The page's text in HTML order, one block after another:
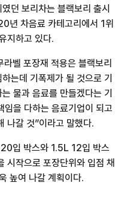
였던 보리차는 블랙보리 출시
년 차음료 카테고리에서 1위
지하고 있다.
벨 포장재 적용은 블랙보리
는데 기폭제가 될 것으로 기
물과 음료를 만들겠다는 기
임을 다하는 음료기업이 되고
나갈 것”이라고 말했다.
입 박스와 1.5L 12입 박스
시작으로 포장단위와 입점 채
높여 나갈 계획이다.